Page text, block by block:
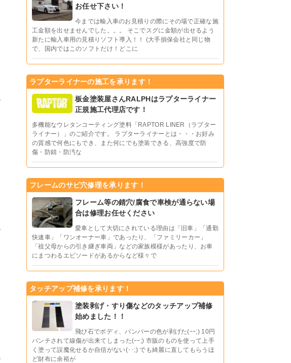
お任せ下さい！
今までは輸入車のお見積りの際にその場で正確な施
工金額を出せませんでした。。。 そこでスグに金額が出せるよう
新たに輸入車用の見積りソフト導入！！ (大手損保会社と同じ物
で、国内ではこのソフトだけ！どこに
ラプターライナーの施工を承ります！
板金塗装屋さんRALPHはラプターライナー
正規施工代理店です！
多機能なウレタンコーティング塗料「RAPTOR LINER（ラプター
ライナー）」のご紹介です。 ラプターライナーとは・・・お好み
の質感で何色にもでき、また何にでも塗装できる、高強度で防
傷・防錆・防汚な
フレームのサビ穴修理を承ります！
フレーム等の錆穴/腐食で車検が通らない場
合は修理お任せください
愛車として大切にされている理由は「旧車」「通勤
快速車」「ワンオーナー車」であったり、「ファミリーカー」
「祖父母からの引き継ぎ車両」などの家族模様があったり、お車
にまつわるエピソードがあるからなど様々で
タッチアップ補修を承ります！
塗装剥げ・すり傷などのタッチアップ補修
始めました！！
飛び石でボディ、バンパーの色が剥げた(ｰｰ;) 10円
パンチされて線傷が出来てしまった(ｰｰ;) 市販のものを使って上手
く塗って誤魔化せるか自信がない(･･;) でも綺麗に直してもらうほ
ど財布に余裕が